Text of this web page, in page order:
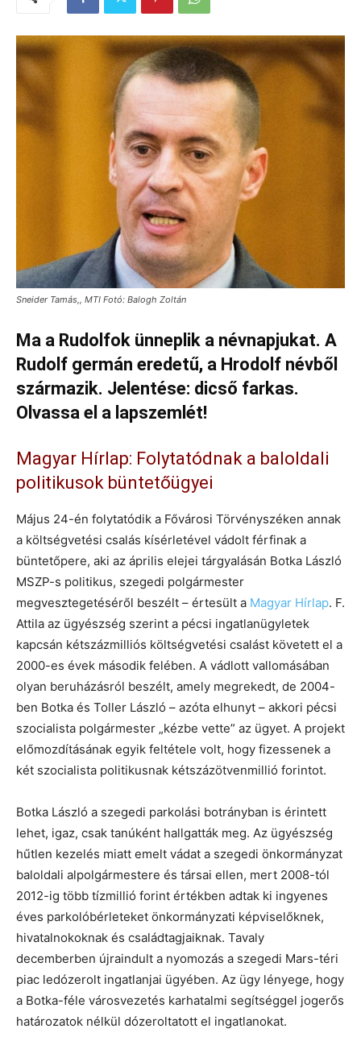
Sneider Tamás,, MTI Fotó: Balogh Zoltán
Ma a Rudolfok ünneplik a névnapjukat. A
Rudolf germán eredetű, a Hrodolf névből
származik. Jelentése: dicső farkas.
Olvassa el a lapszemlét!
Magyar Hírlap: Folytatódnak a baloldali
politikusok büntetőügyei
Május 24-én folytatódik a Fővárosi Törvényszéken annak
a költségvetési csalás kísérletével vádolt férfinak a
büntetőpere, aki az április elejei tárgyalásán Botka László
MSZP-s politikus, szegedi polgármester
megvesztegetéséről beszélt – értesült a Magyar Hírlap. F.
Attila az ügyészség szerint a pécsi ingatlanügyletek
kapcsán kétszázmilliós költségvetési csalást követett el a
2000-es évek második felében. A vádlott vallomásában
olyan beruházásról beszélt, amely megrekedt, de 2004-
ben Botka és Toller László – azóta elhunyt – akkori pécsi
szocialista polgármester „kézbe vette” az ügyet. A projekt
előmozdításának egyik feltétele volt, hogy fizessenek a
két szocialista politikusnak kétszázötvenmillió forintot.
Botka László a szegedi parkolási botrányban is érintett
lehet, igaz, csak tanúként hallgatták meg. Az ügyészség
hűtlen kezelés miatt emelt vádat a szegedi önkormányzat
baloldali alpolgármestere és társai ellen, mert 2008-tól
2012-ig több tízmillió forint értékben adtak ki ingyenes
éves parkolóbérleteket önkormányzati képviselőknek,
hivatalnokoknak és családtagjaiknak. Tavaly
decemberben újraindult a nyomozás a szegedi Mars-téri
piac ledózerolt ingatlanjai ügyében. Az ügy lényege, hogy
a Botka-féle városvezetés karhatalmi segítséggel jogerős
határozatok nélkül dózeroltatott el ingatlanokat.